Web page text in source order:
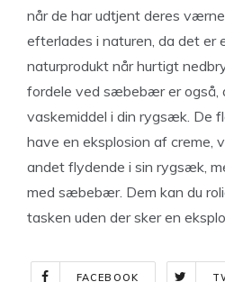
når de har udtjent deres
efterlades i naturen, da det er
naturprodukt når hurtigt
fordele ved sæbebær er også,
vaskemiddel i din rygsæk. De
have en eksplosion af creme,
andet flydende i sin rygsæk,
med sæbebær. Dem kan du
tasken uden der sker en
FACEBOOK